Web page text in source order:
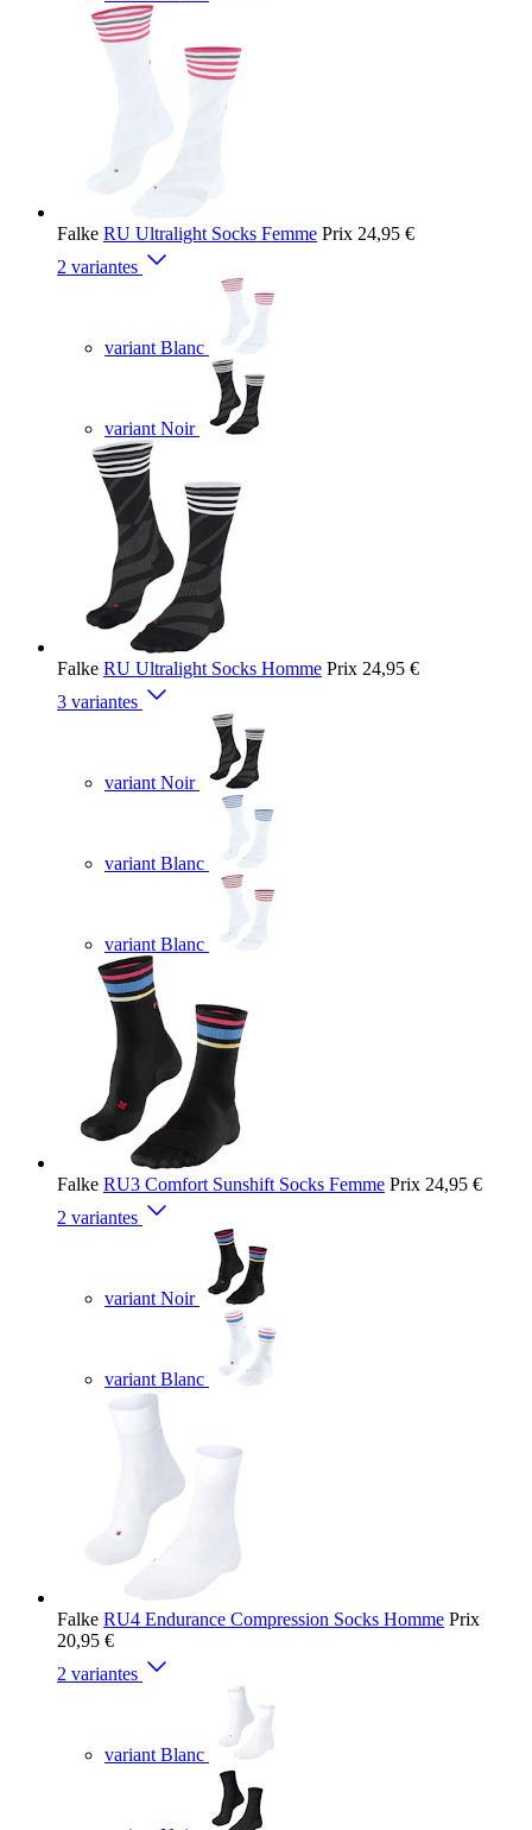
Falke RU Ultralight Socks Femme Prix 24,95 €
2 variantes
variant Blanc
variant Noir
Falke RU Ultralight Socks Homme Prix 24,95 €
3 variantes
variant Noir
variant Blanc
variant Blanc
Falke RU3 Comfort Sunshift Socks Femme Prix 24,95 €
2 variantes
variant Noir
variant Blanc
Falke RU4 Endurance Compression Socks Homme Prix
20,95 €
2 variantes
variant Blanc